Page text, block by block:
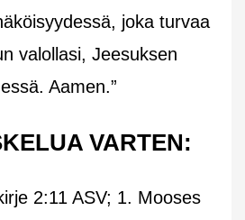
joka turvaa
valollasi, Jeesuksen
Aamen.”
VARTEN:
2:11 ASV; 1. Mooses